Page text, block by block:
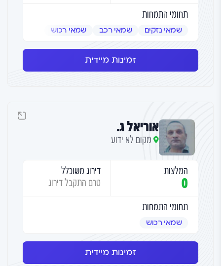
תחומי התמחות
שמאי נזקים שמאי רכב שמאי רכוש
זמינות מיידית
אוריאל ג.
מקום לא ידוע
המלצות
0
דירוג משוכלל
טרם התקבל דירוג
תחומי התמחות
שמאי רכוש
זמינות מיידית